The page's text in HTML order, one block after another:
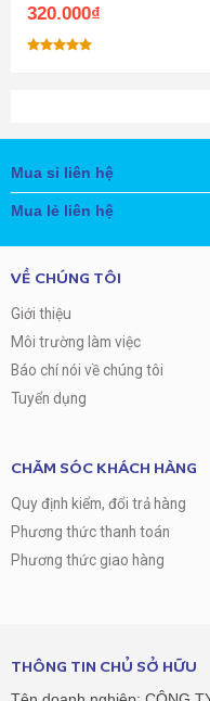
320.000₫
Mua sỉ liên hệ
Mua lẻ liên hệ
VỀ CHÚNG TÔI
Giới thiệu
Môi trường làm việc
Báo chí nói về chúng tôi
Tuyển dụng
CHĂM SÓC KHÁCH HÀNG
Quy định kiểm, đổi trả hàng
Phương thức thanh toán
Phương thức giao hàng
THÔNG TIN CHỦ SỞ HỮU